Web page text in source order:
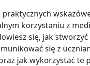
korzystaniu z
się, jak
się z
jak wykorzystać te